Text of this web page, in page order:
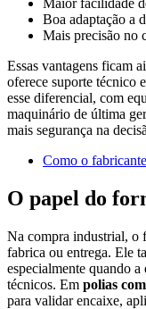
Maior facilidade
Boa adaptação a
Mais precisão no
Essas vantagens ficam
oferece suporte técnico
esse diferencial, com
maquinário de última
mais segurança na
Como o
O papel do
Na compra industrial, o
fabrica ou entrega. Ele
especialmente quando
técnicos. Em polias
para validar encaixe,